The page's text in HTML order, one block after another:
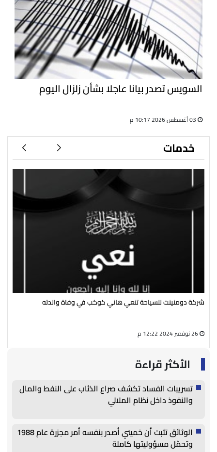
السويس تصدر بيانا عاجلا بشأن زلزال اليوم
خدمات
شركة دومنينت للسياحة تنعي هاني كوكب في وفاة والدته
الأكثر قراءة
تسريبات الفساد تكشف صراع الذئاب على النفط والمال
والنفوذ داخل نظام الملالي
الوثائق تثبت أن خميني أصدر بنفسه أمر مجزرة عام 1988
وتحمّل مسؤوليتها كاملة